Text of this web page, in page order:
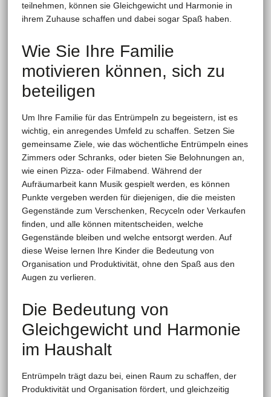
teilnehmen, können sie Gleichgewicht und Harmonie in
ihrem Zuhause schaffen und dabei sogar Spaß haben.
Wie Sie Ihre Familie
motivieren können, sich zu
beteiligen
Um Ihre Familie für das Entrümpeln zu begeistern, ist es
wichtig, ein anregendes Umfeld zu schaffen. Setzen Sie
gemeinsame Ziele, wie das wöchentliche Entrümpeln eines
Zimmers oder Schranks, oder bieten Sie Belohnungen an,
wie einen Pizza- oder Filmabend. Während der
Aufräumarbeit kann Musik gespielt werden, es können
Punkte vergeben werden für diejenigen, die die meisten
Gegenstände zum Verschenken, Recyceln oder Verkaufen
finden, und alle können mitentscheiden, welche
Gegenstände bleiben und welche entsorgt werden. Auf
diese Weise lernen Ihre Kinder die Bedeutung von
Organisation und Produktivität, ohne den Spaß aus den
Augen zu verlieren.
Die Bedeutung von
Gleichgewicht und Harmonie
im Haushalt
Entrümpeln trägt dazu bei, einen Raum zu schaffen, der
Produktivität und Organisation fördert, und gleichzeitig